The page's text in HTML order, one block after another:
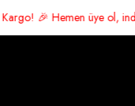
indirimden yararlan 🛍️